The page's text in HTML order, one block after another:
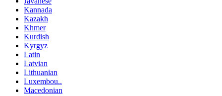
Kannada
Kazakh
Khmer
Kurdish
Kyrgyz
Latin
Latvian
Lithuanian
Luxembou..
Macedonian